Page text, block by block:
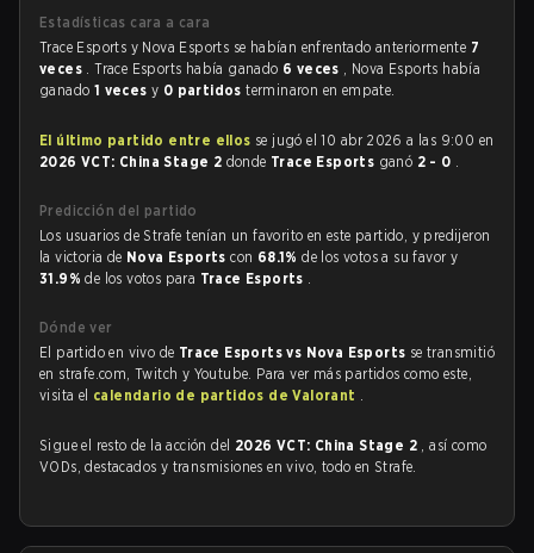
Estadísticas cara a cara
Trace Esports y Nova Esports se habían enfrentado anteriormente 7
veces . Trace Esports había ganado 6 veces , Nova Esports había
ganado 1 vecesy 0 partidosterminaron en empate.
El último partido entre ellos se jugó el 10 abr 2026 a las 9:00 en
2026 VCT: China Stage 2 donde Trace Esports ganó 2 - 0 .
Predicción del partido
Los usuarios de Strafe tenían un favorito en este partido, y predijeron
la victoria de Nova Esportscon 68.1%de los votos a su favor y
31.9%de los votos para Trace Esports .
Dónde ver
El partido en vivo de Trace Esports vs Nova Esports se transmitió
en strafe.com, Twitch y Youtube. Para ver más partidos como este,
visita el calendario de partidos de Valorant .
Sigue el resto de la acción del 2026 VCT: China Stage 2 , así como
VODs, destacados y transmisiones en vivo, todo en Strafe.